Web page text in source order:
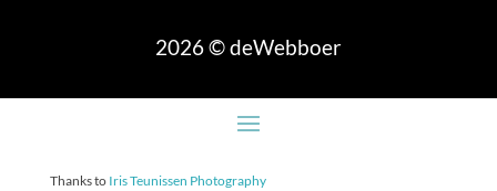
2026 © deWebboer
Thanks to Iris Teunissen Photography